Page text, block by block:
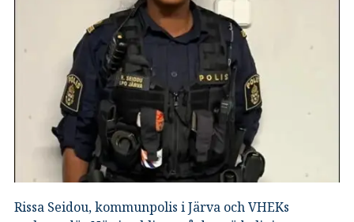
Rissa Seidou, kommunpolis i Järva och VHEKs